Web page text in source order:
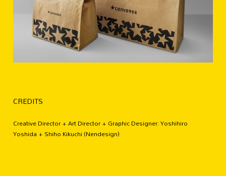
CREDITS
Creative Director + Art Director + Graphic Designer: Yoshihiro
Yoshida + Shiho Kikuchi (Nendesign)